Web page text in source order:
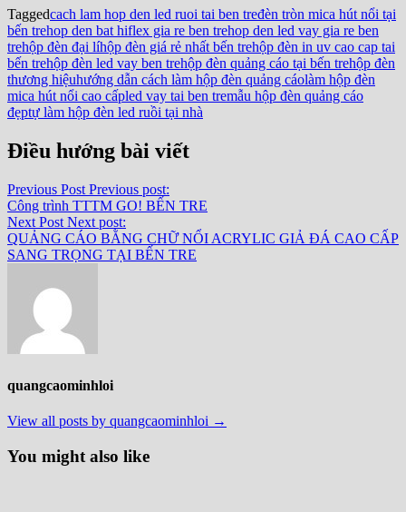
Taggedcach lam hop den led ruoi tai ben tređèn tròn mica hút nổi tại
bến trehop den bat hiflex gia re ben trehop den led vay gia re ben
trehộp đèn đại líhộp đèn giá rẻ nhất bến trehộp đèn in uv cao cap tai
bến trehộp đèn led vay ben trehộp đèn quảng cáo tại bến trehộp đèn
thương hiệuhướng dẫn cách làm hộp đèn quảng cáolàm hộp đèn
mica hút nổi cao cấpled vay tai ben tremẫu hộp đèn quảng cáo
đẹptự làm hộp đèn led ruồi tại nhà
Điều hướng bài viết
Previous Post Previous post:
Công trình TTTM GO! BẾN TRE
Next Post Next post:
QUẢNG CÁO BẰNG CHỮ NỔI ACRYLIC GIẢ ĐÁ CAO CẤP
SANG TRỌNG TẠI BẾN TRE
quangcaominhloi
View all posts by quangcaominhloi →
You might also like